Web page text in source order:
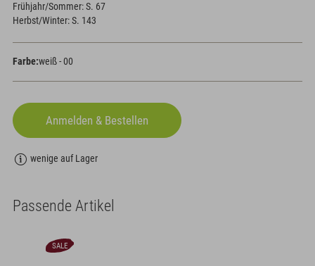
Frühjahr/Sommer: S. 67
Herbst/Winter: S. 143
Farbe:weiß - 00
wenige auf Lager
Passende Artikel
SALE